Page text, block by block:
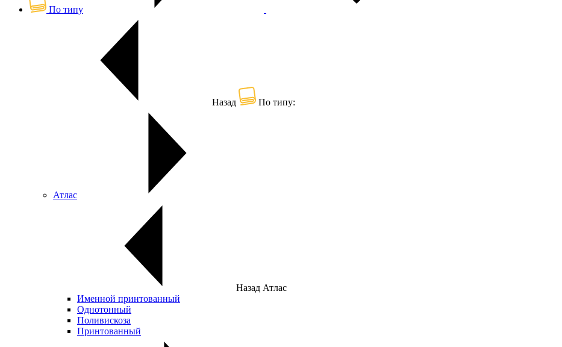
По типу
Назад По типу:
Атлас
Назад Атлас
Именной принтованный
Однотонный
Поливискоза
Принтованный